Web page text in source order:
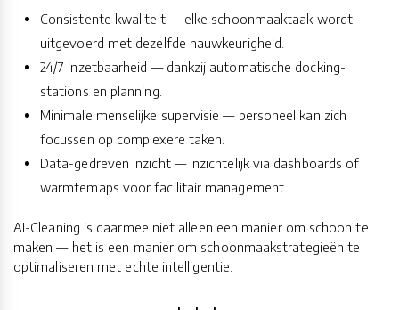
Consistente kwaliteit — elke schoonmaaktaak wordt
uitgevoerd met dezelfde nauwkeurigheid.
24/7 inzetbaarheid — dankzij automatische docking-
stations en planning.
Minimale menselijke supervisie — personeel kan zich
focussen op complexere taken.
Data-gedreven inzicht — inzichtelijk via dashboards of
warmtemaps voor facilitair management.
AI-Cleaning is daarmee niet alleen een manier om schoon te
maken — het is een manier om schoonmaakstrategieën te
optimaliseren met echte intelligentie.